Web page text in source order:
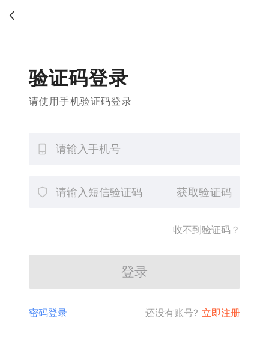
验证码登录
请使用手机验证码登录
获取验证码
收不到验证码？
登录
密码登录 还没有账号? 立即注册